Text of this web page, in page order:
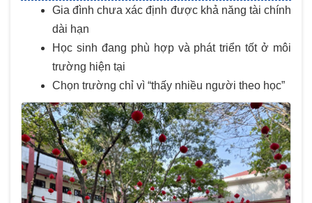
Gia đình chưa xác định được khả năng tài chính
dài hạn
Học sinh đang phù hợp và phát triển tốt ở môi
trường hiện tại
Chọn trường chỉ vì “thấy nhiều người theo học”